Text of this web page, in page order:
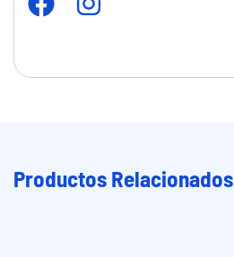
Productos Relacionados